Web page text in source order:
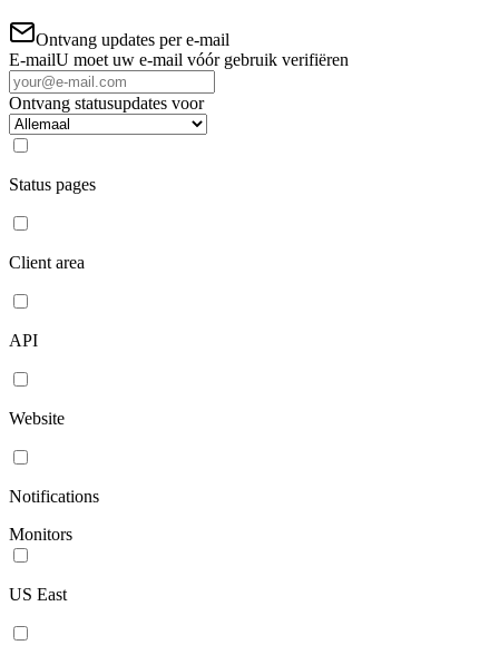
Ontvang updates per e-mail
E-mailU moet uw e-mail vóór gebruik verifiëren
Ontvang statusupdates voor
Status pages
Client area
API
Website
Notifications
Monitors
US East